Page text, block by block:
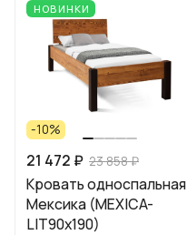
НОВИНКИ
-10%
21 472 ₽ 23 858 ₽
Кровать односпальная
Мексика (MEXICA-
LIT90х190)